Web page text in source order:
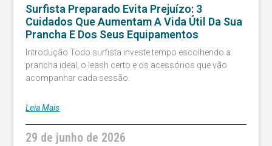
Surfista Preparado Evita Prejuízo: 3
Cuidados Que Aumentam A Vida Útil Da Sua
Prancha E Dos Seus Equipamentos
Introdução Todo surfista investe tempo escolhendo a
prancha ideal, o leash certo e os acessórios que vão
acompanhar cada sessão.
Leia Mais
29 de junho de 2026